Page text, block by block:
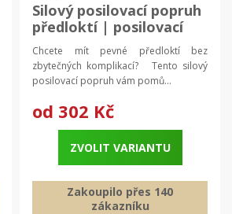
Silový posilovací popruh
předloktí | posilovací
pomůcka
Chcete mít pevné předloktí bez
zbytečných komplikací? Tento silový
posilovací popruh vám pomů...
od 302 Kč
ZVOLIT VARIANTU
Zakoupilo přes 140
zákazníku